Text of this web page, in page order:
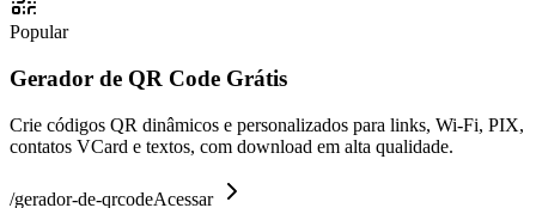
Popular
Gerador de QR Code Grátis
Crie códigos QR dinâmicos e personalizados para links, Wi-Fi, PIX,
contatos VCard e textos, com download em alta qualidade.
/gerador-de-qrcodeAcessar